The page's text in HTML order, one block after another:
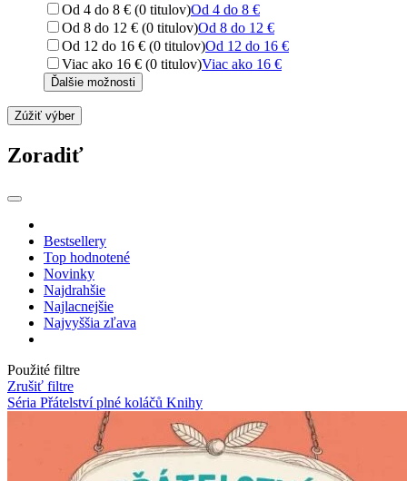
Od 4 do 8 € (0 titulov)Od 4 do 8 €
Od 8 do 12 € (0 titulov)Od 8 do 12 €
Od 12 do 16 € (0 titulov)Od 12 do 16 €
Viac ako 16 € (0 titulov)Viac ako 16 €
Ďalšie možnosti
Zúžiť výber
Zoradiť
Bestsellery
Top hodnotené
Novinky
Najdrahšie
Najlacnejšie
Najvyššia zľava
Použité filtre
Zrušiť filtre
Séria Přátelství plné koláčů Knihy